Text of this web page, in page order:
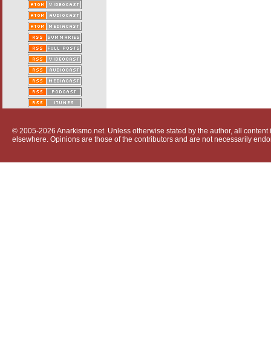
© 2005-2026 Anarkismo.net. Unless otherwise stated by the author, all
elsewhere. Opinions are those of the contributors and are not necessarily